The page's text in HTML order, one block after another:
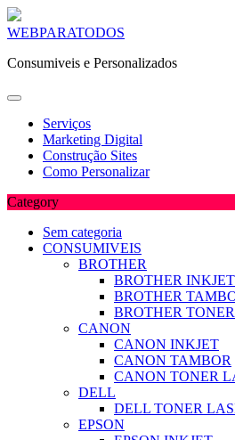
Skip
content
WEBPARATODOS
Consumiveis e Personalizados
Serviços
Marketing Digital
Construção Sites
Como Personalizar
Category
Sem categoria
CONSUMIVEIS
BROTHER
BROTHER INKJET
BROTHER
BROTHER
CANON
CANON INKJET
CANON TAMBOR
CANON TONER
DELL
DELL TONER
EPSON